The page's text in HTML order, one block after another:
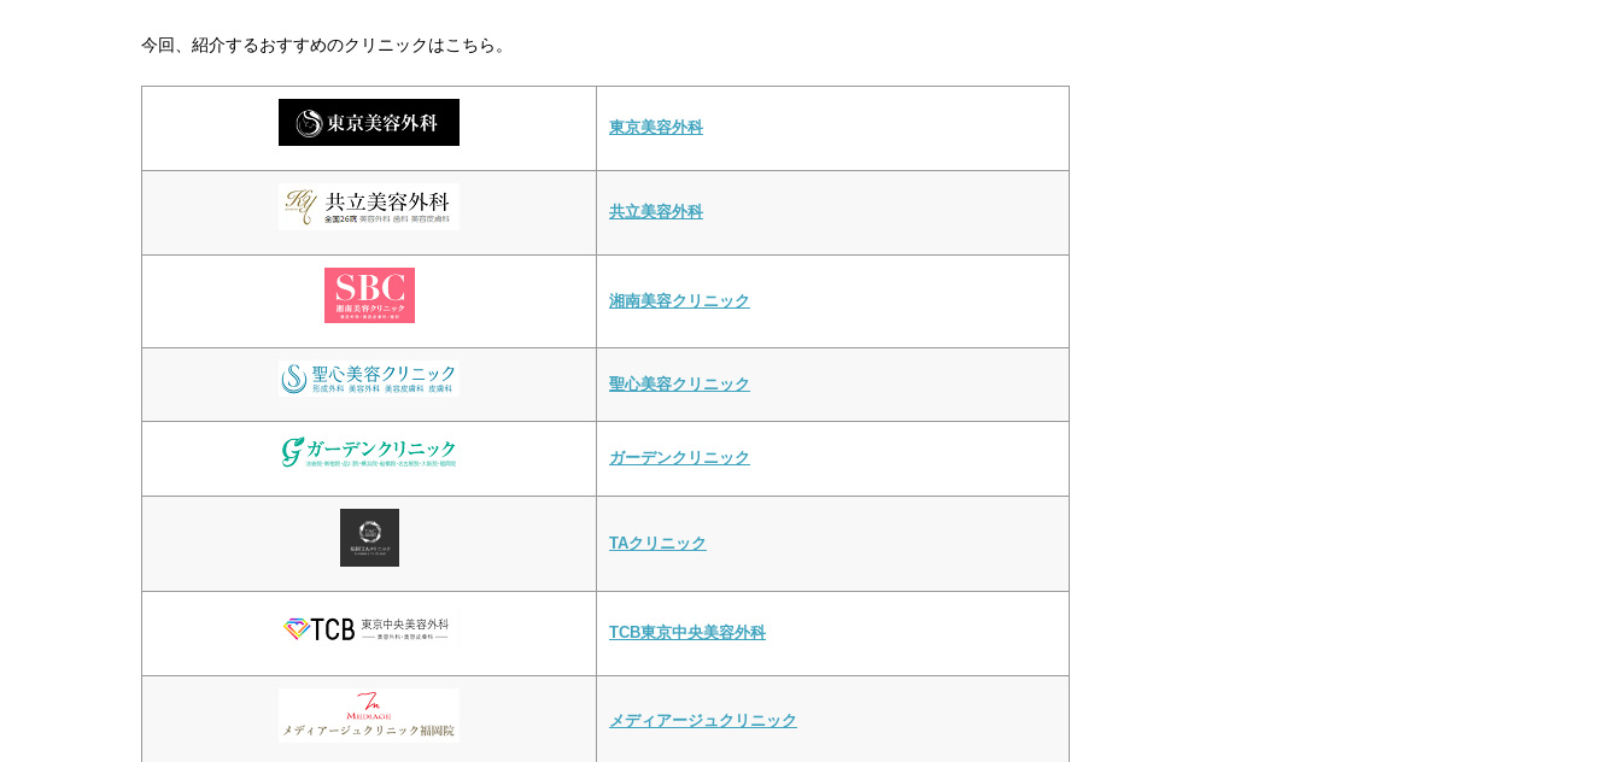
今回、紹介するおすすめのクリニックはこちら。
東京美容外科
共立美容外科
湘南美容クリニック
聖心美容クリニック
ガーデンクリニック
TAクリニック
TCB東京中央美容外科
メディアージュクリニック